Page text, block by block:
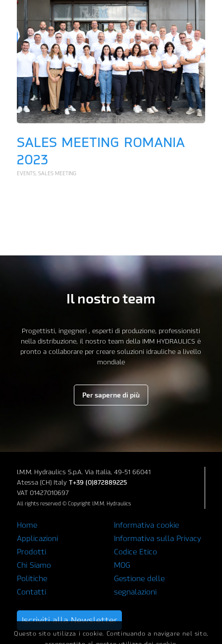
SALES MEETING ROMANIA
2023
EVENTS, SALES MEETING
Il nostro team
Progettisti, ingegneri , esperti di produzione, professionisti
nella distribuzione, il nostro team della IMM HYDRAULICS è
pronto a collaborare per creare soluzioni idrauliche a livello
mondiale
Per saperne di più
I.M.M. Hydraulics S.p.A. Via Italia, 49-51 66041
Atessa (CH) Italy T+39 (0)872889225
VAT 01427010697
All rights reserved © Copyright I.M.M. Hydraulics
Home
Applicazioni
Prodotti
Chi Siamo
Politiche
Contatti
Informativa cookie
Informativa sulla Privacy
Codice Etico
MOG
Gestione delle
segnalazioni
Iscriviti alla Newsletter
Questo sito utilizza i cookie. Continuando a navigare nel sito,